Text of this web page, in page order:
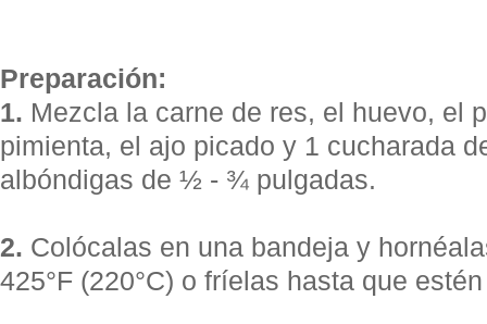
Preparación:
1. Mezcla la carne de res, el huevo, el
pimienta, el ajo picado y 1 cucharada
albóndigas de ½ - ¾ pulgadas.
2. Colócalas en una bandeja y
425°F (220°C) o fríelas hasta que